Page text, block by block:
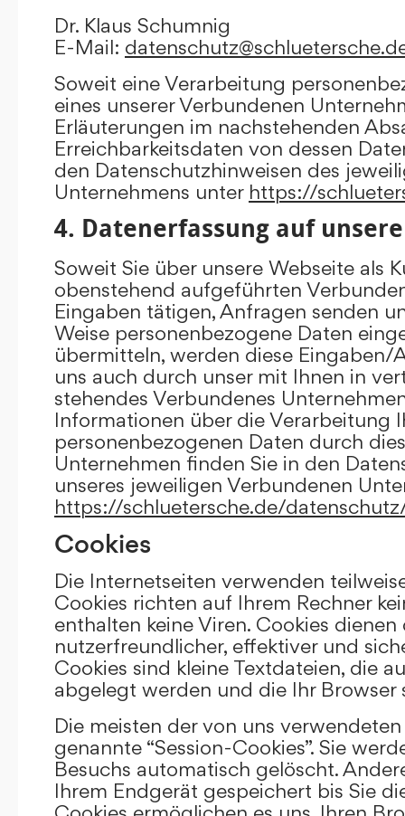
Dr. Klaus Schumnig
E-Mail:
Soweit eine Verarbeitung
eines unserer Verbundenen
Erläuterungen im nachstehenden
Erreichbarkeitsdaten von dessen
den Datenschutzhinweisen des
Unternehmens unter https://
4. Datenerfassung auf
Soweit Sie über unsere Webseite als
obenstehend aufgeführten
Eingaben tätigen, Anfragen senden
Weise personenbezogene Daten
übermitteln, werden diese
uns auch durch unser mit Ihnen in
stehendes Verbundenes
Informationen über die Verarbeitung
personenbezogenen Daten durch
Unternehmen finden Sie in den
unseres jeweiligen Verbundenen
https://schluetersche.de/
Cookies
Die Internetseiten verwenden
Cookies richten auf Ihrem Rechner
enthalten keine Viren. Cookies
nutzerfreundlicher, effektiver und
Cookies sind kleine Textdateien, die
abgelegt werden und die Ihr Browser
Die meisten der von uns
genannte “Session-Cookies”. Sie
Besuchs automatisch gelöscht.
Ihrem Endgerät gespeichert bis Sie